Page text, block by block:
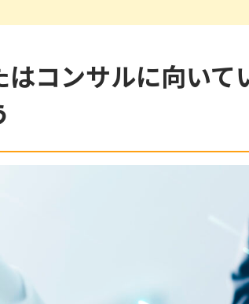
はコンサルに向い